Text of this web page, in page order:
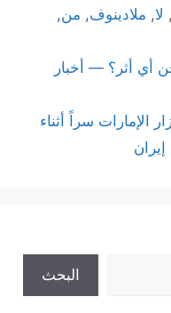
, لا, ملادينوف, من,
أي أثر؟ — أخبار
الإمارات سراً أثناء
البحث